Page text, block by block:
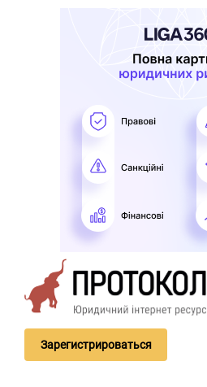
Зарегистрироваться